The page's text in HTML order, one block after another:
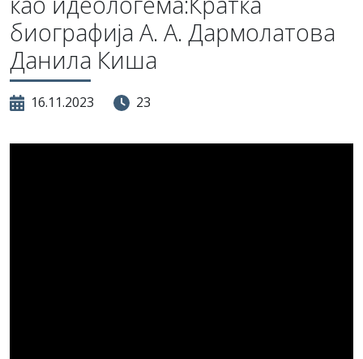
биографија А. А. Дармолатова
Данила Киша
16.11.2023 23